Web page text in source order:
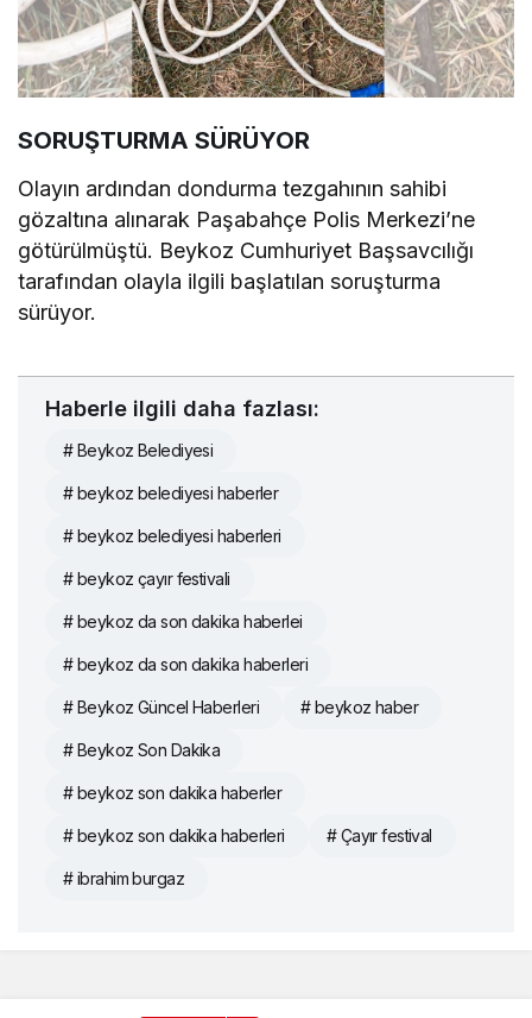
SORUŞTURMA SÜRÜYOR
Olayın ardından dondurma tezgahının sahibi
gözaltına alınarak Paşabahçe Polis Merkezi’ne
götürülmüştü. Beykoz Cumhuriyet Başsavcılığı
tarafından olayla ilgili başlatılan soruşturma
sürüyor.
Haberle ilgili daha fazlası:
# Beykoz Belediyesi
# beykoz belediyesi haberler
# beykoz belediyesi haberleri
# beykoz çayır festivali
# beykoz da son dakika haberlei
# beykoz da son dakika haberleri
# Beykoz Güncel Haberleri # beykoz haber
# Beykoz Son Dakika
# beykoz son dakika haberler
# beykoz son dakika haberleri # Çayır festival
# ibrahim burgaz